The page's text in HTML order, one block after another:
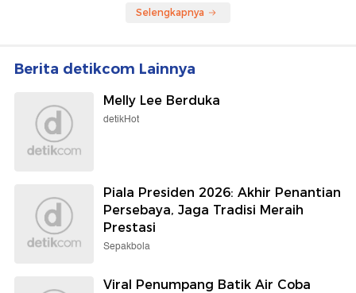
Selengkapnya
Berita detikcom Lainnya
Melly Lee Berduka
detikHot
Piala Presiden 2026: Akhir Penantian
Persebaya, Jaga Tradisi Meraih
Prestasi
Sepakbola
Viral Penumpang Batik Air Coba